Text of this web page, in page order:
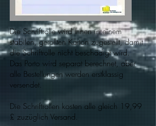
Die Schriftrolle wird Ihnen in einem
stabilen, gerollten Karton zugestellt, damit
die Schriftrolle nicht beschädigt wird.
Das Porto wird separat berechnet, aber
alle Bestellungen werden erstklassig
versendet.
Die Schriftrollen kosten alle gleich 19,99
£ zuzüglich Versand.